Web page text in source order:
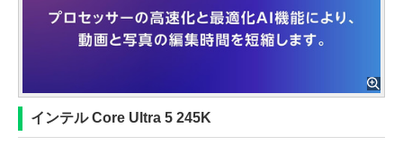
インテル Core Ultra 5 245K